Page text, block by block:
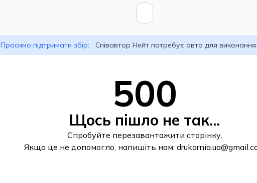
Просимо підтримати збір: Співавтор Нейт потребує авто для
500
Щось пішло не так...
Спробуйте перезавантажити сторінку.
Якщо це не допомогло, напишіть нам: